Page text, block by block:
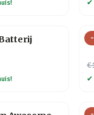
✔
-
✔